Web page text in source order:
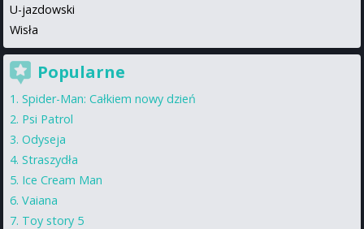
U-jazdowski
Wisła
Popularne
Spider-Man: Całkiem nowy dzień
Psi Patrol
Odyseja
Straszydła
Ice Cream Man
Vaiana
Toy story 5